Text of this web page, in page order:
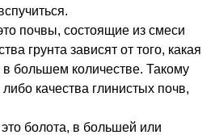
почвы, состоящие из смеси
грунта зависят от того, какая
в большем количестве. Такому
качества глинистых почв,
болота, в большей или